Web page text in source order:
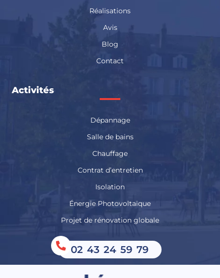
Réalisations
Avis
Blog
Contact
Activités
Dépannage
Salle de bains
Chauffage
Contrat d’entretien
Isolation
Énergie Photovoltaïque
Projet de rénovation globale
02 43 24 59 79